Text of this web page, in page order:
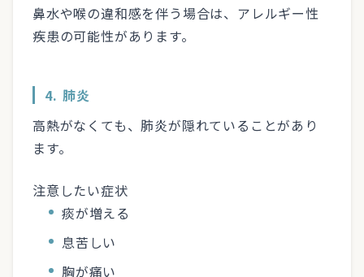
鼻水や喉の違和感を伴う場合は、アレルギー性
疾患の可能性があります。
4. 肺炎
高熱がなくても、肺炎が隠れていることがあり
ます。
注意したい症状
痰が増える
息苦しい
胸が痛い